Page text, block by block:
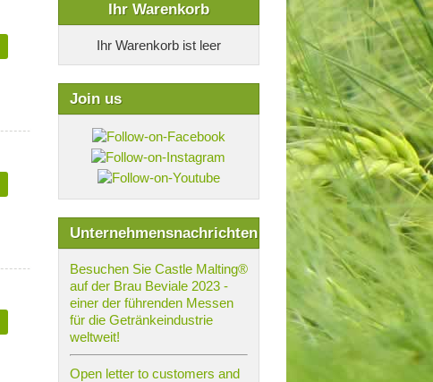
Ihr Warenkorb
Ihr Warenkorb ist leer
Join us
Unternehmensnachrichten
Besuchen Sie Castle Malting®
auf der Brau Beviale 2023 -
einer der führenden Messen
für die Getränkeindustrie
weltweit!
Open letter to customers and